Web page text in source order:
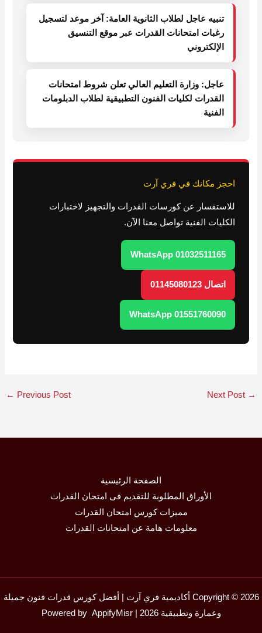
تنبيه عاجل لطلاب الثانوية العامة: آخر موعد لتسجيل
رغبات امتحانات القدرات عبر موقع التنسيق
الإلكتروني
عاجل: وزارة التعليم العالي تعلن شروط امتحانات
القدرات لكليات الفنون التطبيقية لطلاب الدبلومات
الفنية
احجز مكانك في فري آرت
للاستفسار عن كورسات القدرات والتجهيز لاختبارات
الكليات الفنية تواصل معنا الآن.
WhatsApp 01032511165
اتصال 01145080123
WhatsApp 01551760090
← Previous Post Next Post →
الصفحة الرئيسية
الأوراق المطلوبة للتقديم فى امتحان القدرات
مميزات كورس امتحان القدرات
معلومات هامة عن امتحانات القدرات
Copyright © 2026 أكاديمية فري آرت | أفضل كورس قدرات فنون جميلة
وعمارة وتطبيقية 2026 | Powered by
AppifyMisr